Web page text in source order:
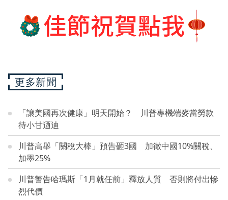
更多新聞
「讓美國再次健康」明天開始？ 川普專機端麥當勞款
待小甘迺迪
川普高舉「關稅大棒」預告砸3國 加徵中國10%關稅、
加墨25%
川普警告哈瑪斯「1月就任前」釋放人質 否則將付出慘
烈代價